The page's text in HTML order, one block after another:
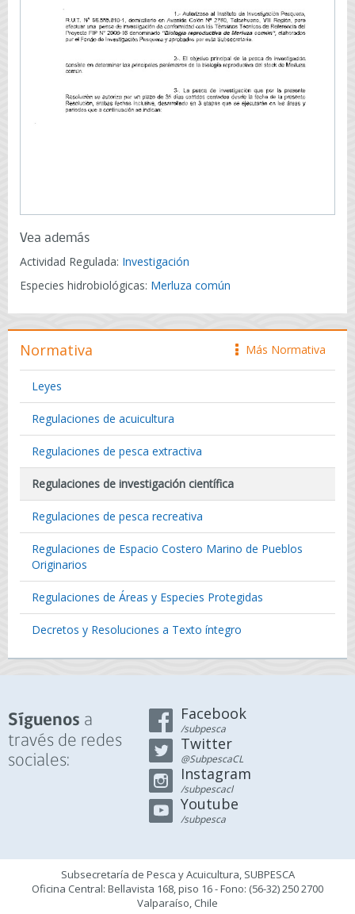
Vea además
Actividad Regulada: Investigación
Especies hidrobiológicas: Merluza común
icono
Más Normativa
Normativa
Leyes
Regulaciones de acuicultura
Regulaciones de pesca extractiva
Regulaciones de investigación científica
Regulaciones de pesca recreativa
Regulaciones de Espacio Costero Marino de Pueblos
Originarios
Regulaciones de Áreas y Especies Protegidas
Decretos y Resoluciones a Texto íntegro
Síguenos a
través de redes
sociales:
Facebook
/subpesca
Twitter
@SubpescaCL
Instagram
/subpescacl
Youtube
/subpesca
Subsecretaría de Pesca y Acuicultura, SUBPESCA
Oficina Central: Bellavista 168, piso 16 - Fono: (56-32) 250 2700
Valparaíso, Chile